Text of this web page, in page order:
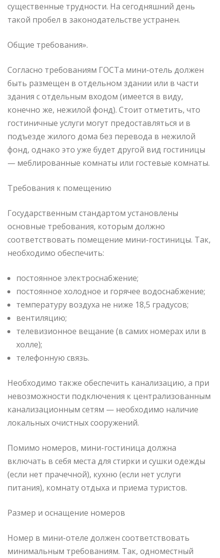
существенные трудности. На сегодняшний день
такой пробел в законодательстве устранен.
Общие требования».
Согласно требованиям ГОСТа мини-отель должен
быть размещен в отдельном здании или в части
здания с отдельным входом (имеется в виду,
конечно же, нежилой фонд). Стоит отметить, что
гостиничные услуги могут предоставляться и в
подъезде жилого дома без перевода в нежилой
фонд, однако это уже будет другой вид гостиницы
— меблированные комнаты или гостевые комнаты.
Требования к помещению
Государственным стандартом установлены
основные требования, которым должно
соответствовать помещение мини-гостиницы. Так,
необходимо обеспечить:
постоянное электроснабжение;
постоянное холодное и горячее водоснабжение;
температуру воздуха не ниже 18,5 градусов;
вентиляцию;
телевизионное вещание (в самих номерах или в
холле);
телефонную связь.
Необходимо также обеспечить канализацию, а при
невозможности подключения к централизованным
канализационным сетям — необходимо наличие
локальных очистных сооружений.
Помимо номеров, мини-гостиница должна
включать в себя места для стирки и сушки одежды
(если нет прачечной), кухню (если нет услуги
питания), комнату отдыха и приема туристов.
Размер и оснащение номеров
Номер в мини-отеле должен соответствовать
минимальным требованиям. Так, одноместный